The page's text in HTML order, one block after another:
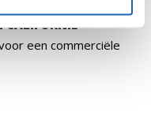
CALIFORNIË
een commerciële